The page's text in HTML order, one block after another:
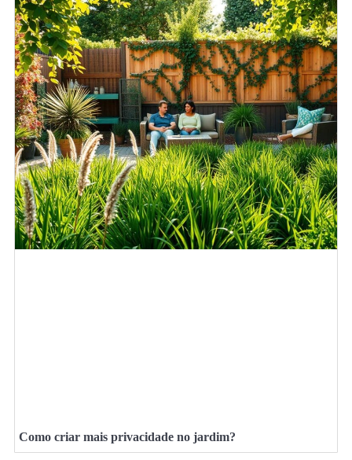
Como criar mais privacidade no jardim?